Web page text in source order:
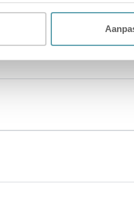
van Passie voor Slapenin